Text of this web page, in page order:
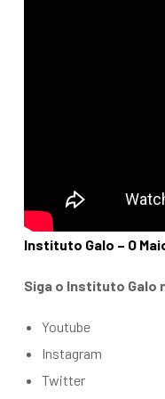
Instituto Galo – O
Siga o Instituto
Youtube
Instagram
Twitter